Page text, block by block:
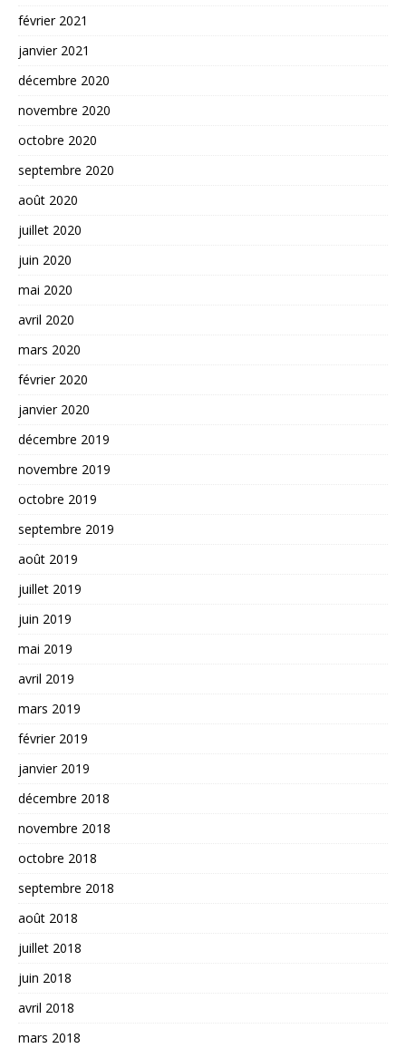
février 2021
janvier 2021
décembre 2020
novembre 2020
octobre 2020
septembre 2020
août 2020
juillet 2020
juin 2020
mai 2020
avril 2020
mars 2020
février 2020
janvier 2020
décembre 2019
novembre 2019
octobre 2019
septembre 2019
août 2019
juillet 2019
juin 2019
mai 2019
avril 2019
mars 2019
février 2019
janvier 2019
décembre 2018
novembre 2018
octobre 2018
septembre 2018
août 2018
juillet 2018
juin 2018
avril 2018
mars 2018